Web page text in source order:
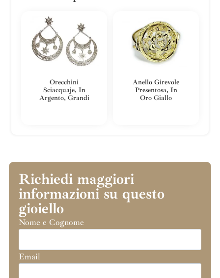
Orecchini
Sciacquaje, In
Argento, Grandi
Anello Girevole
Presentosa, In
Oro Giallo
Richiedi maggiori
informazioni su questo
gioiello
Nome e Cognome
Email